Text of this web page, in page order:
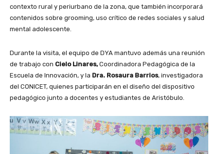
contexto rural y periurbano de la zona, que también incorporará
contenidos sobre grooming, uso crítico de redes sociales y salud
mental adolescente.
Durante la visita, el equipo de DYA mantuvo además una reunión
de trabajo con Cielo Linares,Coordinadora Pedagógica de la
Escuela de Innovación, y la Dra. Rosaura Barrios, investigadora
del CONICET, quienes participarán en el diseño del dispositivo
pedagógico junto a docentes y estudiantes de Aristóbulo.